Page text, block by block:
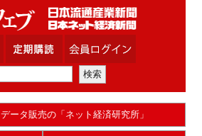
データ販売の「ネット経済研究所」